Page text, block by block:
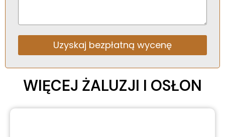
Uzyskaj bezpłatną wycenę
WIĘCEJ ŻALUZJI I OSŁON